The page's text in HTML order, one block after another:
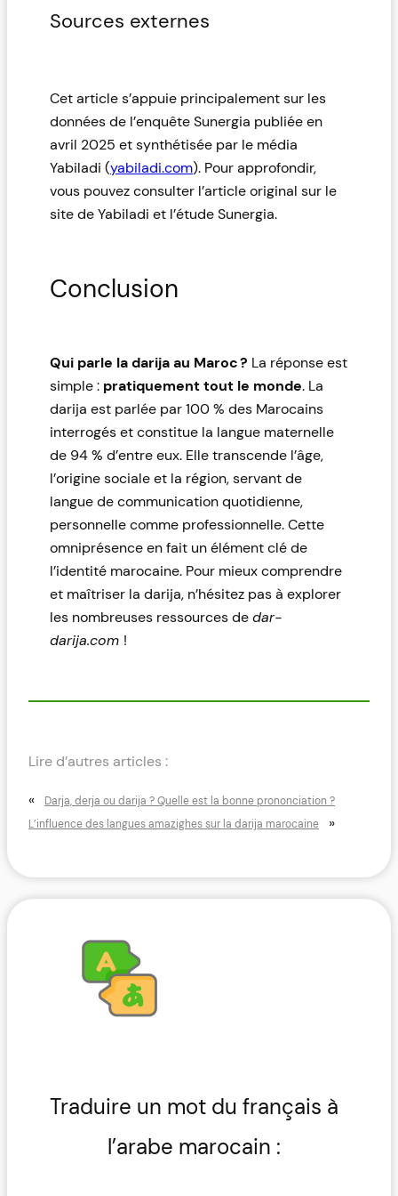
Sources externes
Cet article s’appuie principalement sur les
données de l’enquête Sunergia publiée en
avril 2025 et synthétisée par le média
Yabiladi (yabiladi.com). Pour approfondir,
vous pouvez consulter l’article original sur le
site de Yabiladi et l’étude Sunergia.
Conclusion
Qui parle la darija au Maroc ? La réponse est
simple : pratiquement tout le monde. La
darija est parlée par 100 % des Marocains
interrogés et constitue la langue maternelle
de 94 % d’entre eux. Elle transcende l’âge,
l’origine sociale et la région, servant de
langue de communication quotidienne,
personnelle comme professionnelle. Cette
omniprésence en fait un élément clé de
l’identité marocaine. Pour mieux comprendre
et maîtriser la darija, n’hésitez pas à explorer
les nombreuses ressources dedar-
darija.com !
Lire d’autres articles :
«
Darja, derja ou darija ? Quelle est la bonne prononciation ?
L’influence des langues amazighes sur la darija marocaine
»
Traduire un mot du français à
l’arabe marocain :